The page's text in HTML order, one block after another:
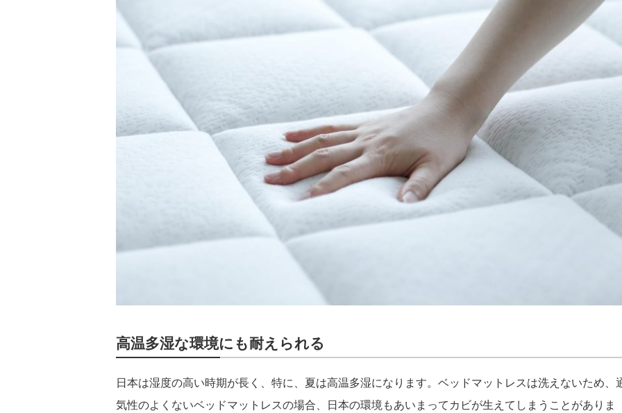
高温多湿な環境にも耐えられる
日本は湿度の高い時期が長く、特に、夏は高温多湿になります。ベッドマットレスは洗えないため、
気性のよくないベッドマットレスの場合、日本の環境もあいまってカビが生えてしまうことがありま